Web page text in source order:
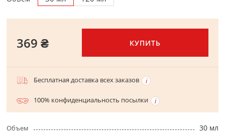
369 ₴ КУПИТЬ
Бесплатная доставка всех заказов
100% конфиденциальность посылки
Объем 30 мл